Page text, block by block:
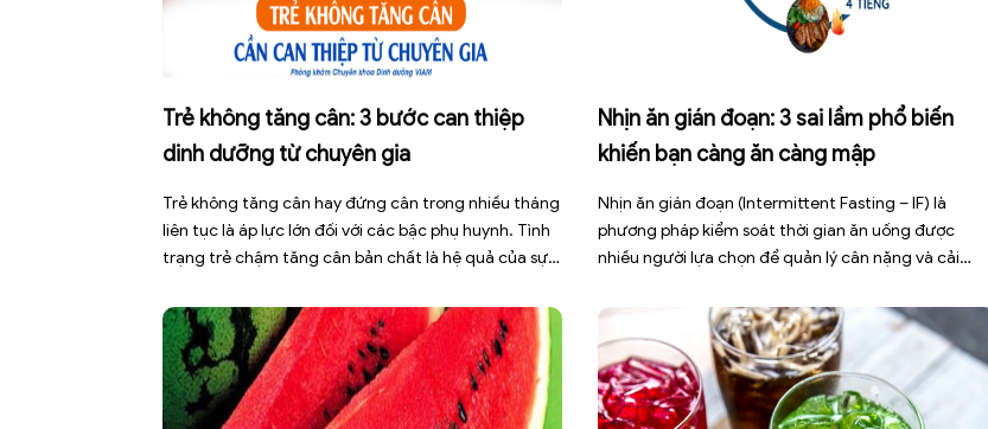
Trẻ không tăng cân: 3 bước can thiệp
dinh dưỡng từ chuyên gia
Trẻ không tăng cân hay đứng cân trong nhiều tháng
liên tục là áp lực lớn đối với các bậc phụ huynh. Tình
trạng trẻ chậm tăng cân bản chất là hệ quả của sự
lượng tiêu hao. Thay vì tự ý dùng các loại […]
Nhịn ăn gián đoạn: 3 sai lầm phổ biến
khiến bạn càng ăn càng mập
Nhịn ăn gián đoạn (Intermittent Fasting – IF) là
phương pháp kiểm soát thời gian ăn uống được
nhiều người lựa chọn để quản lý cân nặng và cải
cách không những làm giảm hiệu quả giảm cân mà
còn gây kiệt sức, mất cơ […]